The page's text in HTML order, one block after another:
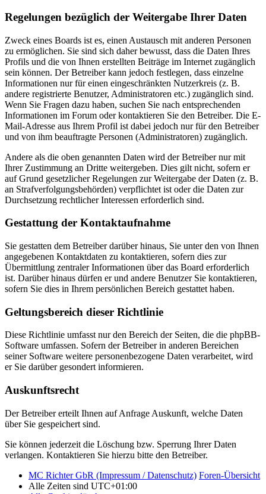
Regelungen bezüglich der Weitergabe Ihrer Daten
Zweck eines Boards ist es, einen Austausch mit anderen Personen
zu ermöglichen. Sie sind sich daher bewusst, dass die Daten Ihres
Profils und die von Ihnen erstellten Beiträge im Internet zugänglich
sein können. Der Betreiber kann jedoch festlegen, dass einzelne
Informationen nur für einen eingeschränkten Nutzerkreis (z. B.
andere registrierte Benutzer, Administratoren etc.) zugänglich sind.
Wenn Sie Fragen dazu haben, suchen Sie nach entsprechenden
Informationen im Forum oder kontaktieren Sie den Betreiber. Die E-
Mail-Adresse aus Ihrem Profil ist dabei jedoch nur für den Betreiber
und von ihm beauftragte Personen (Administratoren) zugänglich.
Andere als die oben genannten Daten wird der Betreiber nur mit
Ihrer Zustimmung an Dritte weitergeben. Dies gilt nicht, sofern er
auf Grund gesetzlicher Regelungen zur Weitergabe der Daten (z. B.
an Strafverfolgungsbehörden) verpflichtet ist oder die Daten zur
Durchsetzung rechtlicher Interessen erforderlich sind.
Gestattung der Kontaktaufnahme
Sie gestatten dem Betreiber darüber hinaus, Sie unter den von Ihnen
angegebenen Kontaktdaten zu kontaktieren, sofern dies zur
Übermittlung zentraler Informationen über das Board erforderlich
ist. Darüber hinaus dürfen er und andere Benutzer Sie kontaktieren,
sofern Sie dies in Ihrem persönlichen Bereich gestattet haben.
Geltungsbereich dieser Richtlinie
Diese Richtlinie umfasst nur den Bereich der Seiten, die die phpBB-
Software umfassen. Sofern der Betreiber in anderen Bereichen
seiner Software weitere personenbezogene Daten verarbeitet, wird
er Sie darüber gesondert informieren.
Auskunftsrecht
Der Betreiber erteilt Ihnen auf Anfrage Auskunft, welche Daten
über Sie gespeichert sind.
Sie können jederzeit die Löschung bzw. Sperrung Ihrer Daten
verlangen. Kontaktieren Sie hierzu bitte den Betreiber.
MC Richter GbR (Impressum / Datenschutz) Foren-Übersicht
Alle Zeiten sind UTC+01:00